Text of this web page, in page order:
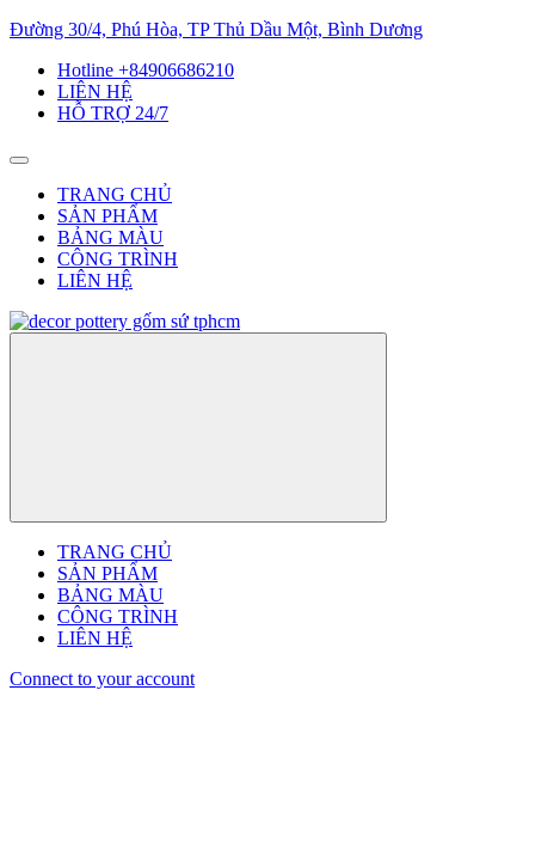
Đường 30/4, Phú Hòa, TP Thủ Dầu Một, Bình Dương
Hotline +84906686210
LIÊN HỆ
HỖ TRỢ 24/7
TRANG CHỦ
SẢN PHẨM
BẢNG MÀU
CÔNG TRÌNH
LIÊN HỆ
TRANG CHỦ
SẢN PHẨM
BẢNG MÀU
CÔNG TRÌNH
LIÊN HỆ
Connect to your account